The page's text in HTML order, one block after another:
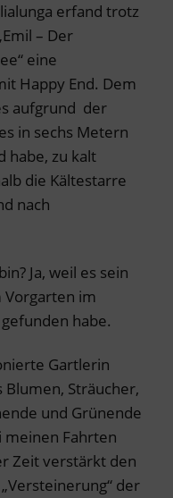
erfand trotz
– Der
eine
Happy End. Dem
aufgrund der
in sechs Metern
habe, zu kalt
die Kältestarre
nach
Ja, weil es sein
Vorgarten im
habe.
Gartlerin
Sträucher,
und Grünende
meinen Fahrten
Zeit verstärkt den
der